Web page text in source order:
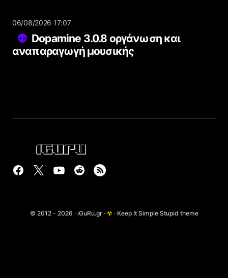
06/08/2026 17:07
Dopamine 3.0.8 οργάνωση και
αναπαραγωγή μουσικής
© 2012 - 2026 · iGuRu.gr · ☢ · Keep It Simple Stupid theme